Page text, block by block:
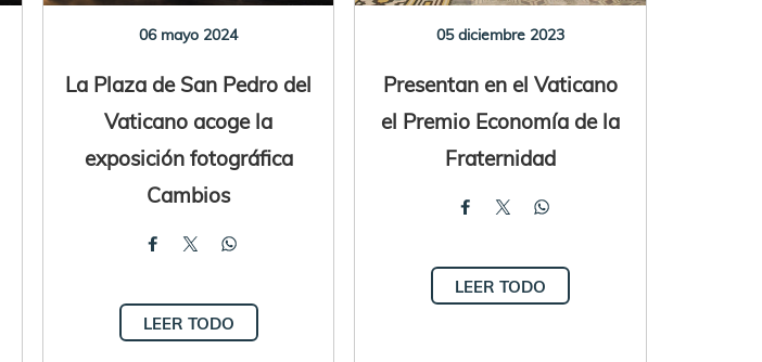
06 mayo 2024
La Plaza de San Pedro del
Vaticano acoge la
exposición fotográfica
Cambios
LEER TODO
05 diciembre 2023
Presentan en el Vaticano
el Premio Economía de la
Fraternidad
LEER TODO